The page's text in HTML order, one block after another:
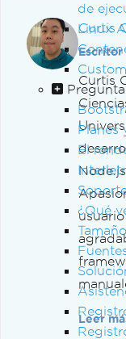
de
Linux
Planes
El
¿Qué
Curtis
Escritor
Curtis
Leer